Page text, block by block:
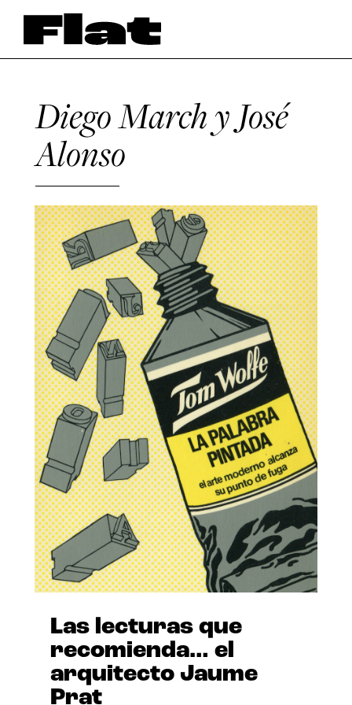
Diego March y José
Alonso
Las lecturas que
recomienda… el
arquitecto Jaume
Prat